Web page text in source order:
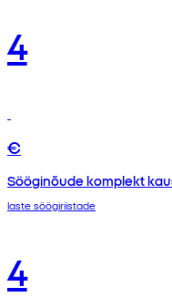
4
€
Sööginõude komplekt
laste söögiriistade
4